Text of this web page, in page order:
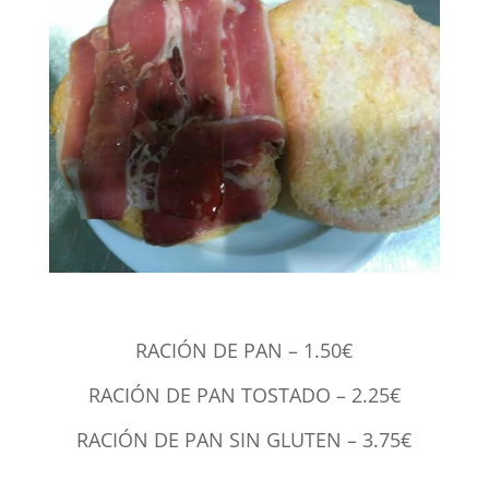
RACIÓN DE PAN – 1.50€
RACIÓN DE PAN TOSTADO – 2.25€
RACIÓN DE PAN SIN GLUTEN – 3.75€